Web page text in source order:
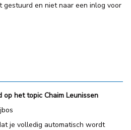
gestuurd en niet naar een inlog voor
op het topic Chaim Leunissen
je volledig automatisch wordt